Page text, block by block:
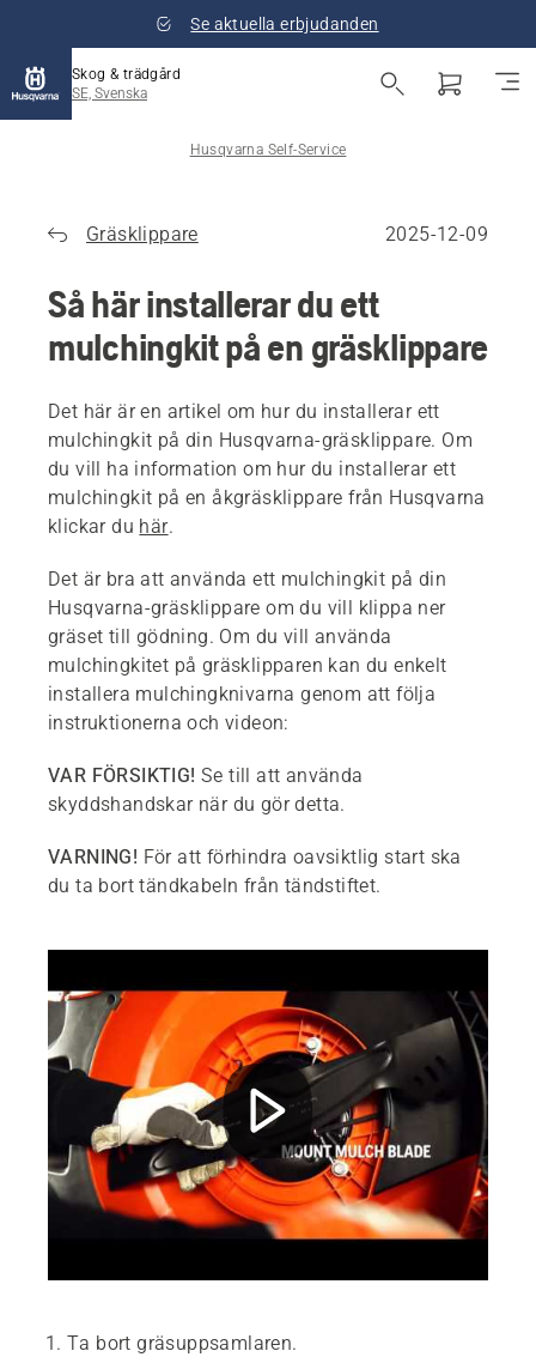
Se aktuella erbjudanden
Skog & trädgård
SE, Svenska
Husqvarna Self-Service
Gräsklippare 2025-12-09
Så här installerar du ett
mulchingkit på en gräsklippare
Det här är en artikel om hur du installerar ett
mulchingkit på din Husqvarna-gräsklippare. Om
du vill ha information om hur du installerar ett
mulchingkit på en åkgräsklippare från Husqvarna
klickar du här.
Det är bra att använda ett mulchingkit på din
Husqvarna-gräsklippare om du vill klippa ner
gräset till gödning. Om du vill använda
mulchingkitet på gräsklipparen kan du enkelt
installera mulchingknivarna genom att följa
instruktionerna och videon:
VAR FÖRSIKTIG! Se till att använda
skyddshandskar när du gör detta.
VARNING! För att förhindra oavsiktlig start ska
du ta bort tändkabeln från tändstiftet.
Ta bort gräsuppsamlaren.